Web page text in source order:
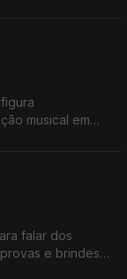
dias às 18h00.
musical em
e
falar dos
e brindes